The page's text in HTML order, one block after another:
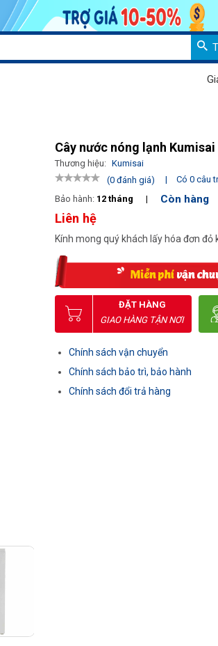
Giảm
Cây nước nóng lạnh Kumisai
Thương hiệu: Kumisai
(0 đánh giá)
|
Có 0 câu
Bảo hành: 12 tháng | Còn hàng
Liên hệ
Kính mong quý khách lấy hóa đơn
ĐẶT HÀNG
GIAO HÀNG TẬN NƠI
Chính sách vận chuyển
Chính sách bảo trì, bảo hành
Chính sách đổi trả hàng